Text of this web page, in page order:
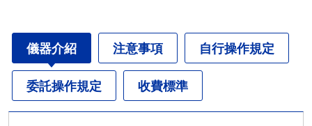
儀器介紹 注意事項 自行操作規定
委託操作規定 收費標準